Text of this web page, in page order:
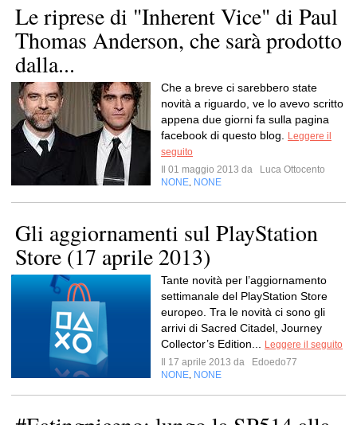
Le riprese di "Inherent Vice" di Paul
Thomas Anderson, che sarà prodotto
dalla...
Che a breve ci sarebbero state
novità a riguardo, ve lo avevo scritto
appena due giorni fa sulla pagina
facebook di questo blog.
Leggere il
seguito
Il 01 maggio 2013 da
Luca Ottocento
NONE NONE
Gli aggiornamenti sul PlayStation
Store (17 aprile 2013)
Tante novità per l’aggiornamento
settimanale del PlayStation Store
europeo. Tra le novità ci sono gli
arrivi di Sacred Citadel, Journey
Collector’s Edition...
Leggere il seguito
Il 17 aprile 2013 da
Edoedo77
NONE NONE